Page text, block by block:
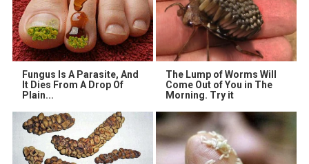
Fungus Is A Parasite, And
It Dies From A Drop Of
Plain...
The Lump of Worms Will
Come Out of You in The
Morning. Try it